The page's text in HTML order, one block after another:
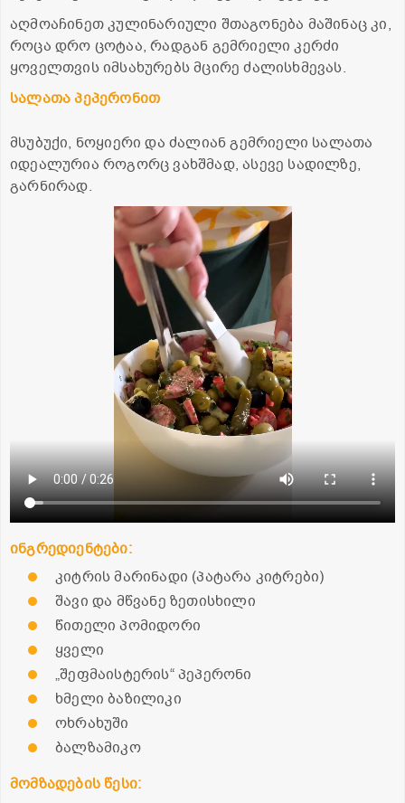
აღმოაჩინეთ კულინარიული შთაგონება მაშინაც კი,
როცა დრო ცოტაა, რადგან გემრიელი კერძი
ყოველთვის იმსახურებს მცირე ძალისხმევას.
სალათა პეპერონით
მსუბუქი, ნოყიერი და ძალიან გემრიელი სალათა
იდეალურია როგორც ვახშმად, ასევე სადილზე,
გარნირად.
ინგრედიენტები:
კიტრის მარინადი (პატარა კიტრები)
შავი და მწვანე ზეთისხილი
წითელი პომიდორი
ყველი
„შეფმაისტერის“ პეპერონი
ხმელი ბაზილიკი
ოხრახუში
ბალზამიკო
მომზადების წესი: